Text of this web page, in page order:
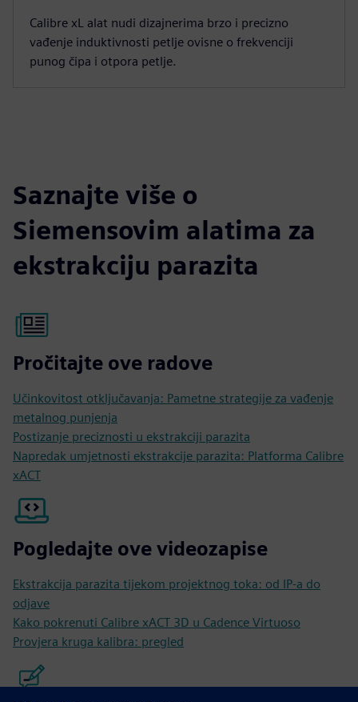
Calibre xL alat nudi dizajnerima brzo i precizno
vađenje induktivnosti petlje ovisne o frekvenciji
punog čipa i otpora petlje.
Saznajte više o
Siemensovim alatima za
ekstrakciju parazita
Pročitajte ove radove
Učinkovitost otključavanja: Pametne strategije za vađenje
metalnog punjenja
Postizanje preciznosti u ekstrakciji parazita
Napredak umjetnosti ekstrakcije parazita: Platforma Calibre
xACT
Pogledajte ove videozapise
Ekstrakcija parazita tijekom projektnog toka: od IP-a do
odjave
Kako pokrenuti Calibre xACT 3D u Cadence Virtuoso
Provjera kruga kalibra: pregled